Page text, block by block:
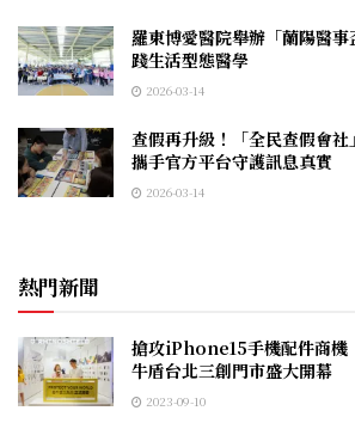
羅東博愛醫院舉辦「蘭陽醫
踐生活型態醫學
2026-03-14
查假再升級！「全民查假會
攜手官方平台守護訊息真實
2026-03-14
熱門新聞
搶攻iPhone15手機配件商
牛盾台北三創門市盛大開幕
2023-09-10